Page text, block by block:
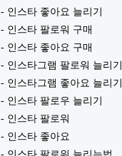
- 인스타 좋아요 늘리기
- 인스타 팔로워 구매
- 인스타 좋아요 구매
- 인스타그램 팔로워 늘리기
- 인스타그램 좋아요 늘리기
- 인스타 팔로우 늘리기
- 인스타 팔로워
- 인스타 좋아요